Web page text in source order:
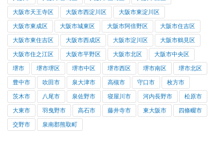
大阪市天王寺区 大阪市西淀川区 大阪市東淀川区
大阪市東成区 大阪市城東区 大阪市阿倍野区 大阪市住吉区
大阪市東住吉区 大阪市西成区 大阪市淀川区 大阪市鶴見区
大阪市住之江区 大阪市平野区 大阪市北区 大阪市中央区
堺市 堺市堺区 堺市中区 堺市西区 堺市南区 堺市北区
豊中市 吹田市 泉大津市 高槻市 守口市 枚方市
茨木市 八尾市 泉佐野市 寝屋川市 河内長野市 松原市
大東市 羽曳野市 高石市 藤井寺市 東大阪市 四條畷市
交野市 泉南郡熊取町